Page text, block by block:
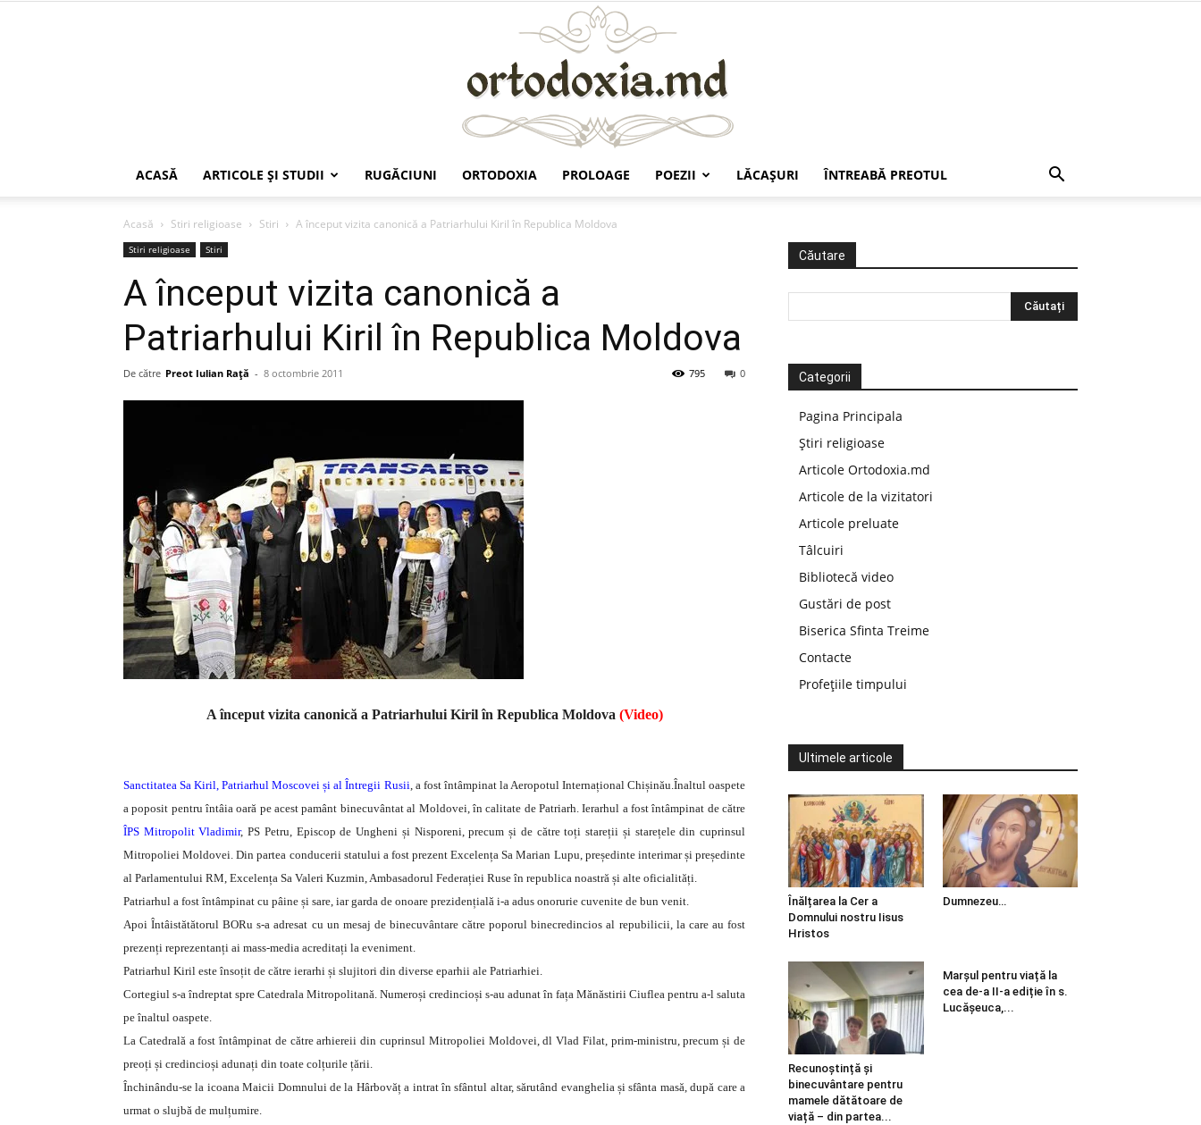
ACASĂ ARTICOLE ŞI STUDII RUGĂCIUNI ORTODOXIA PROLOAGE POEZII LĂCAŞURI ÎNTREABĂ PREOTUL
Acasă Stiri religioase Stiri A început vizita canonică a Patriarhului Kiril în Republica Moldova
Stiri religioase Stiri
A început vizita canonică a
Patriarhului Kiril în Republica Moldova
De către Preot Iulian Raţă - 8 octombrie 2011 0
795
A început vizita canonică a Patriarhului Kiril în Republica Moldova (Video)
Sanctitatea Sa Kiril, Patriarhul Moscovei și al Întregii Rusii, a fost întâmpinat la Aeropotul Internațional Chișinău.Înaltul oaspete
a poposit pentru întâia oară pe acest pamânt binecuvântat al Moldovei, în calitate de Patriarh.Ierarhul a fost întâmpinat de către
ÎPS Mitropolit Vladimir, PS Petru, Episcop de Ungheni și Nisporeni, precum și de către toți stareții și starețele din cuprinsul
Mitropoliei Moldovei. Din partea conducerii statului a fost prezent Excelența Sa Marian Lupu, președinte interimar și președinte
al Parlamentului RM, Excelența Sa Valeri Kuzmin, Ambasadorul Federației Ruse în republica noastră și alte oficialități.
Patriarhul a fost întâmpinat cu pâine și sare, iar garda de onoare prezidențială i-a adus onorurie cuvenite de bun venit.
Apoi Întâistătătorul BORu s-a adresat cu un mesaj de binecuvântare către poporul binecredincios al repubilicii, la care au fost
prezenți reprezentanți ai mass-media acreditați la eveniment.
Patriarhul Kiril este însoțit de către ierarhi și slujitori din diverse eparhii ale Patriarhiei.
Cortegiul s-a îndreptat spre Catedrala Mitropolitană. Numeroși credincioși s-au adunat în fața Mănăstirii Ciuflea pentru a-l saluta
pe înaltul oaspete.
La Catedrală a fost întâmpinat de către arhiereii din cuprinsul Mitropoliei Moldovei, dl Vlad Filat, prim-ministru, precum și de
preoți și credincioși adunați din toate colțurile țării.
Închinându-se la icoana Maicii Domnului de la Hârbovăț a intrat în sfântul altar, sărutând evanghelia și sfânta masă, după care a
urmat o slujbă de mulțumire.
Căutare
Categorii
Pagina Principala
Știri religioase
Articole Ortodoxia.md
Articole de la vizitatori
Articole preluate
Tâlcuiri
Bibliotecă video
Gustări de post
Biserica Sfinta Treime
Contacte
Profețiile timpului
Ultimele articole
Înălțarea la Cer a
Domnului nostru Iisus
Hristos
Dumnezeu…
Recunoștință și
binecuvântare pentru
mamele dătătoare de
viață – din partea...
Marșul pentru viață la
cea de-a II-a ediție în s.
Lucășeuca,...